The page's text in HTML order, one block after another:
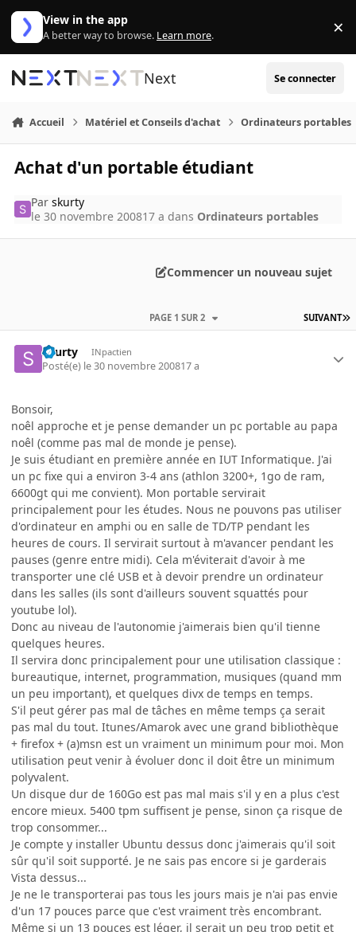
Aller au contenu
View in the app
A better way to browse. Learn more. ×
Next Se connecter
Accueil Matériel et Conseils d'achat Ordinateurs portables
Achat d'un portable étudiant
Parskurty
le 30 novembre 200817 a dans Ordinateurs portables
Commencer un nouveau sujet
SUIVANT
PAGE 1 SUR 2
skurty INpactien
Posté(e) le 30 novembre 200817 a
Bonsoir,
noêl approche et je pense demander un pc portable au papa
noêl (comme pas mal de monde je pense).
Je suis étudiant en première année en IUT Informatique. J'ai
un pc fixe qui a environ 3-4 ans (athlon 3200+, 1go de ram,
6600gt qui me convient). Mon portable servirait
principalement pour les études. Nous ne pouvons pas utiliser
d'ordinateur en amphi ou en salle de TD/TP pendant les
heures de cours. Il servirait surtout à m'avancer pendant les
pauses (genre entre midi). Cela m'éviterait d'avoir à me
transporter une clé USB et à devoir prendre un ordinateur
dans les salles (ils sont d'ailleurs souvent squattés pour
youtube lol).
Donc au niveau de l'autonomie j'aimerais bien qu'il tienne
quelques heures.
Il servira donc principalement pour une utilisation classique :
bureautique, internet, programmation, musiques (quand mm
un peu important), et quelques divx de temps en temps.
S'il peut gérer pas mal de tâches en même temps ça serait
pas mal du tout. Itunes/Amarok avec une grand bibliothèque
+ firefox + (a)msn est un vraiment un minimum pour moi. Mon
utilisation peut venir à évoluer donc il doit être un minimum
polyvalent.
Un disque dur de 160Go est pas mal mais s'il y en a plus c'est
encore mieux. 5400 tpm suffisent je pense, sinon ça risque de
trop consommer...
Je compte y installer Ubuntu dessus donc j'aimerais qu'il soit
sûr qu'il soit supporté. Je ne sais pas encore si je garderais
Vista dessus...
Je ne le transporterai pas tous les jours mais je n'ai pas envie
d'un 17 pouces parce que c'est vraiment très encombrant.
Même si un 13 pouces est léger, il serait un peu trop petit et